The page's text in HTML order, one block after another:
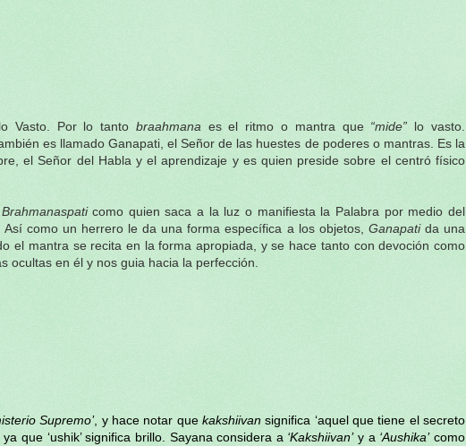
Vasto. Por lo tanto braahmana es el ritmo o mantra que “mide” lo vasto.
es llamado Ganapati, el Señor de las huestes de poderes o mantras. Es la
el Señor del Habla y el aprendizaje y es quien preside sobre el centró físico
Brahmanaspaticomo quien saca a la luz o manifiesta la Palabra por medio del
como un herrero le da una forma específica a los objetos, Ganapatida una
el mantra se recita en la forma apropiada, y se hace tanto con devoción como
ocultas en él y nos guia hacia la perfección.
Supremo’, y hace notar quekakshiivan significa ‘aquel que tiene el secreto
que ‘ushik’ significa brillo. Sayana considera a ‘Kakshiivan’y a ‘Aushika’como